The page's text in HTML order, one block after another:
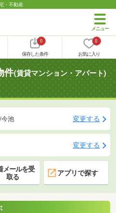
・不動産
0
保存した条件
0
お気に入り
件(賃貸マンション・アパート)
今池 変更する
変更する
メールを受
取る
アプリで探す